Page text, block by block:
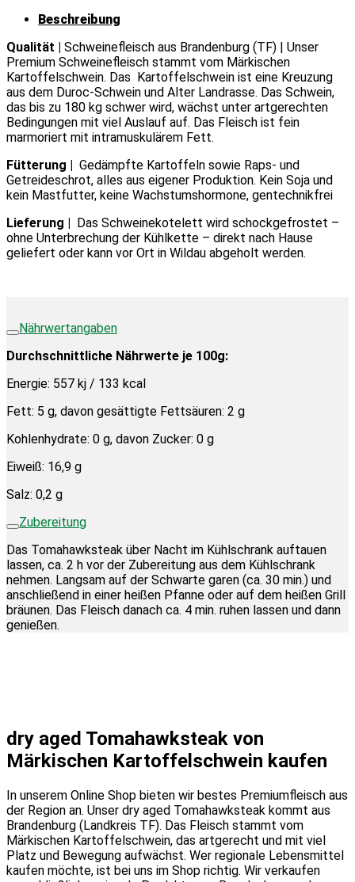
Beschreibung
Qualität | Schweinefleisch aus Brandenburg (TF) | Unser
Premium Schweinefleisch stammt vom Märkischen
Kartoffelschwein. Das Kartoffelschwein ist eine Kreuzung
aus dem Duroc-Schwein und Alter Landrasse. Das Schwein,
das bis zu 180 kg schwer wird, wächst unter artgerechten
Bedingungen mit viel Auslauf auf. Das Fleisch ist fein
marmoriert mit intramuskulärem Fett.
Fütterung | Gedämpfte Kartoffeln sowie Raps- und
Getreideschrot, alles aus eigener Produktion. Kein Soja und
kein Mastfutter, keine Wachstumshormone, gentechnikfrei
Lieferung | Das Schweinekotelett wird schockgefrostet –
ohne Unterbrechung der Kühlkette – direkt nach Hause
geliefert oder kann vor Ort in Wildau abgeholt werden.
Nährwertangaben
Durchschnittliche Nährwerte je 100g:
Energie: 557 kj / 133 kcal
Fett: 5 g, davon gesättigte Fettsäuren: 2 g
Kohlenhydrate: 0 g, davon Zucker: 0 g
Eiweiß: 16,9 g
Salz: 0,2 g
Zubereitung
Das Tomahawksteak über Nacht im Kühlschrank auftauen
lassen, ca. 2 h vor der Zubereitung aus dem Kühlschrank
nehmen. Langsam auf der Schwarte garen (ca. 30 min.) und
anschließend in einer heißen Pfanne oder auf dem heißen Grill
bräunen. Das Fleisch danach ca. 4 min. ruhen lassen und dann
genießen.
dry aged Tomahawksteak von
Märkischen Kartoffelschwein kaufen
In unserem Online Shop bieten wir bestes Premiumfleisch aus
der Region an. Unser dry aged Tomahawksteak kommt aus
Brandenburg (Landkreis TF). Das Fleisch stammt vom
Märkischen Kartoffelschwein, das artgerecht und mit viel
Platz und Bewegung aufwächst. Wer regionale Lebensmittel
kaufen möchte, ist bei uns im Shop richtig. Wir verkaufen